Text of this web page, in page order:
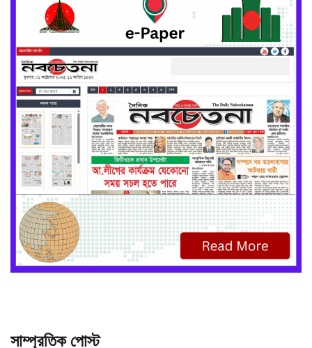
সাম্প্রতিক পোস্ট